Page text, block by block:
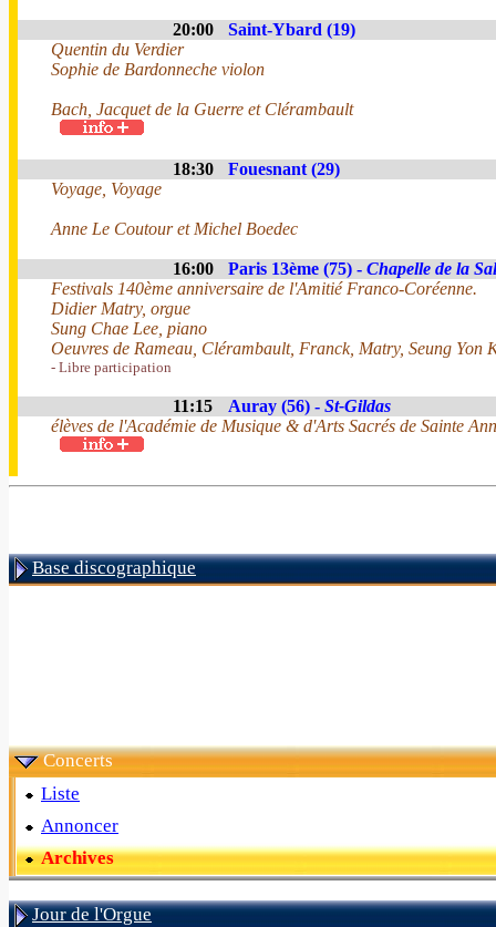
20:00
Saint-Ybard (19)
Quentin du Verdier
Sophie de Bardonneche violon
Bach, Jacquet de la Guerre et Clérambault
18:30
Fouesnant (29)
Voyage, Voyage
Anne Le Coutour et Michel Boedec
16:00 Paris 13ème (75) - Chapelle de la
Festivals 140ème anniversaire de l'Amitié Franco-Coréenne.
Didier Matry, orgue
Sung Chae Lee, piano
Oeuvres de Rameau, Clérambault, Franck, Matry, Seung Yon
- Libre participation
11:15 Auray (56) - St-Gildas
élèves de l'Académie de Musique & d'Arts Sacrés de Sainte
Base discographique
Concerts
Liste
Annoncer
Archives
Jour de l'Orgue